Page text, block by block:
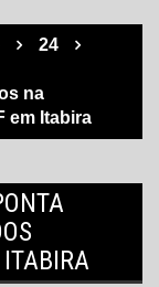
24
na
em Itabira